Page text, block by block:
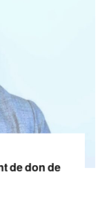
de don de